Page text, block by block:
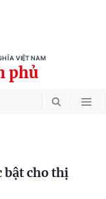
VIỆT NAM
phủ
bật cho thị